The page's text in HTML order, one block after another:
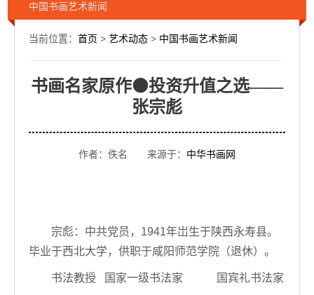
中国书画艺术新闻
当前位置： 首页 > 艺术动态 > 中国书画艺术新闻
书画名家原作⚫投资升值之选——
张宗彪
作者：佚名 来源于： 中华书画网
宗彪：中共党员，1941年岀生于陕西永寿县。
毕业于西北大学，供职于咸阳师范学院（退休）。
书法教授 国家一级书法家 国宾礼书法家